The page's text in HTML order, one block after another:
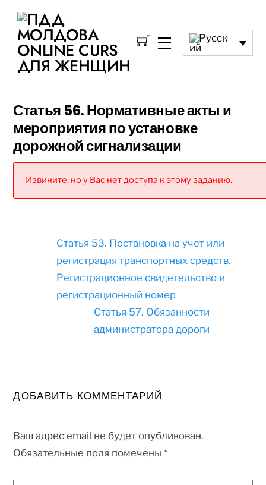
Статья 56. Нормативные акты и
мероприятия по установке
дорожной сигнализации
Извините, но у Вас нет доступа к этому заданию.
Статья 53. Постановка на учет или
регистрация транспортных средств.
Регистрационное свидетельство и
регистрационный номер
Статья 57. Обязанности
администратора дороги
ДОБАВИТЬ КОММЕНТАРИЙ
Ваш адрес email не будет опубликован.
Обязательные поля помечены*